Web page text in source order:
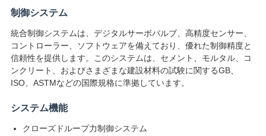
ー
ス
引
用
を
制御システム
統合制御システムは、デジタルサーボバルブ、高精度センサー、
コントローラー、ソフトウェアを備えており、優れた制御精度と
信頼性を提供します。このシステムは、セメント、モルタル、コ
ンクリート、およびさまざまな建設材料の試験に関するGB、
ISO、ASTMなどの国際規格に準拠しています。
システム機能
クローズドループ力制御システム